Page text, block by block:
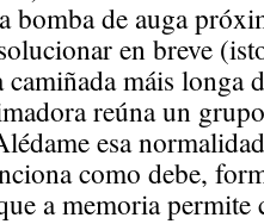
bomba de auga
en breve
camiñada máis longa
reúna un
esa
como debe,
a memoria permite